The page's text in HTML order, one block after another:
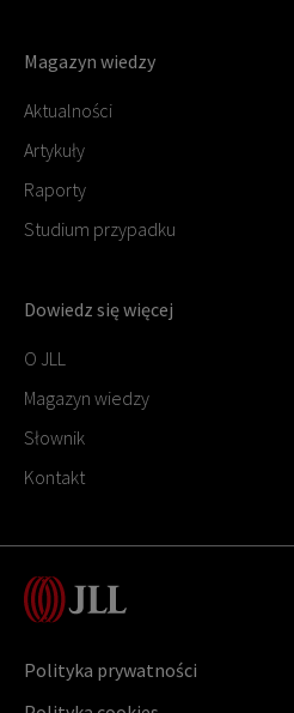
Magazyn wiedzy
Aktualności
Artykuły
Raporty
Studium przypadku
Dowiedz się więcej
O JLL
Magazyn wiedzy
Słownik
Kontakt
Polityka prywatności